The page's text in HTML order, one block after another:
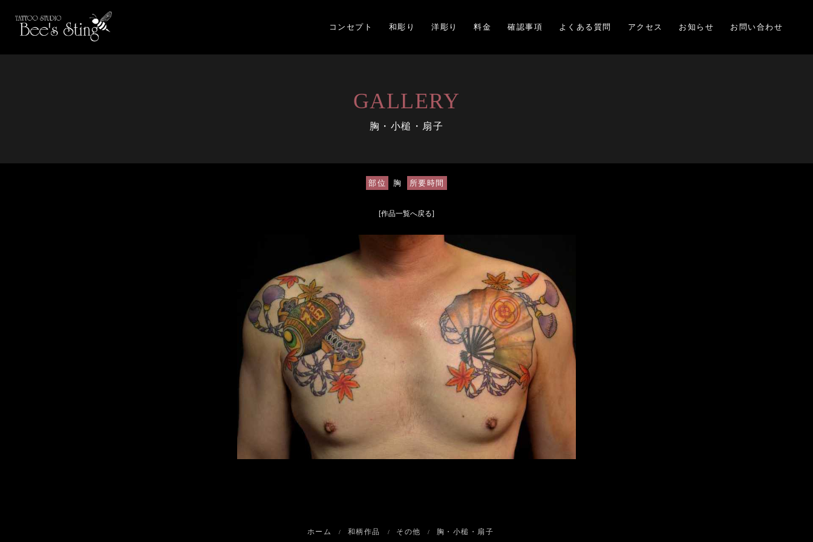
コンセプト 和彫り 洋彫り 料金 確認事項 よくある質問 アクセス お知らせ お問い合わせ
GALLERY
胸・小槌・扇子
部位 胸 所要時間
ホーム 和柄作品 その他 胸・小槌・扇子